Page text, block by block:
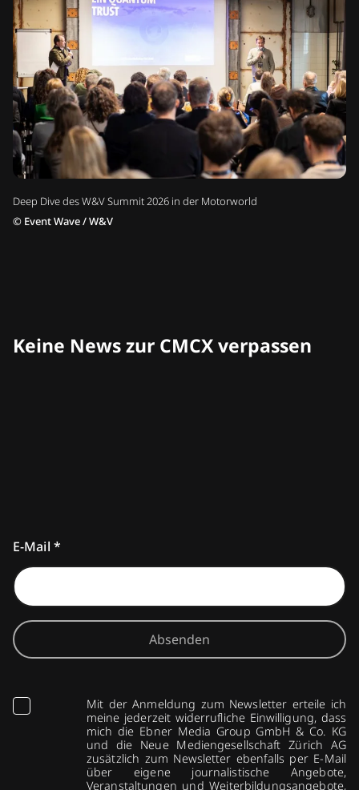
Deep Dive des W&V Summit 2026 in der Motorworld
© Event Wave / W&V
Keine News zur CMCX verpassen
E-Mail *
Absenden
Mit der Anmeldung zum Newsletter erteile ich
meine jederzeit widerrufliche Einwilligung, dass
mich die Ebner Media Group GmbH & Co. KG
und die Neue Mediengesellschaft Zürich AG
zusätzlich zum Newsletter ebenfalls per E-Mail
über eigene journalistische Angebote,
Veranstaltungen und Weiterbildungsangebote,